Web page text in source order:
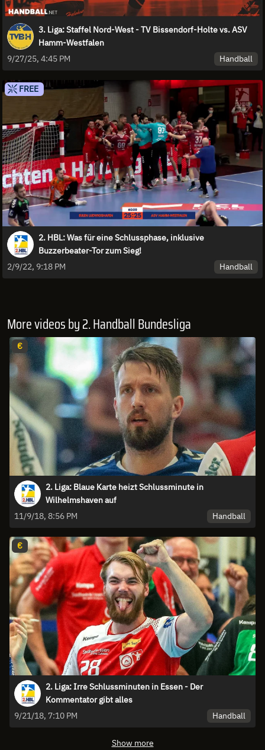
3. Liga: Staffel Nord-West - TV Bissendorf-Holte vs. ASV
Hamm-Westfalen
9/27/25, 4:45 PM
Handball
FREE
2. HBL: Was für eine Schlussphase, inklusive
Buzzerbeater-Tor zum Sieg!
2/9/22, 9:18 PM
Handball
More videos by 2. Handball Bundesliga
€
2. Liga: Blaue Karte heizt Schlussminute in
Wilhelmshaven auf
11/9/18, 8:56 PM
Handball
€
2. Liga: Irre Schlussminuten in Essen - Der
Kommentator gibt alles
9/21/18, 7:10 PM
Handball
Show more